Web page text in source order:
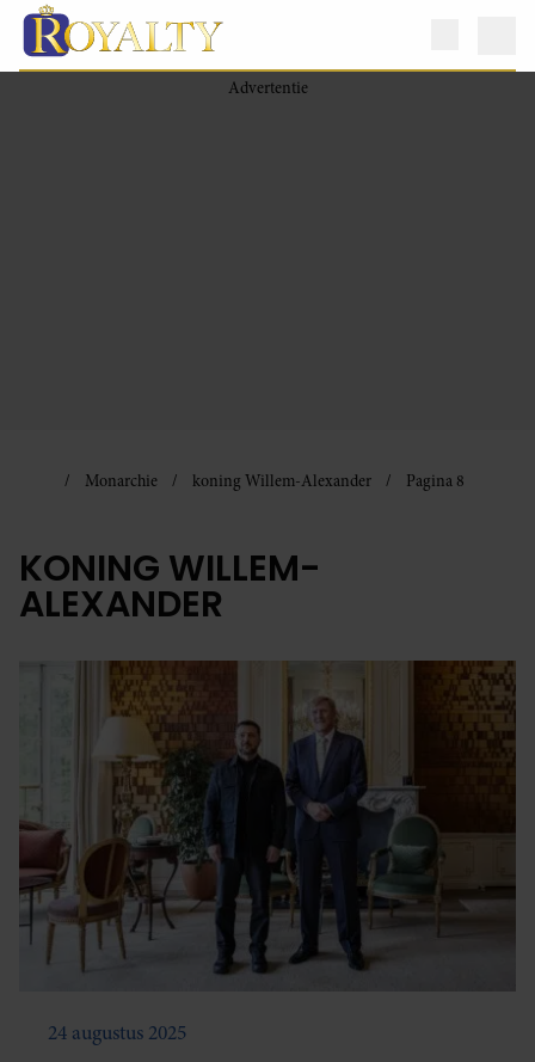
Monarchie koning Willem-Alexander Pagina 8
KONING WILLEM-
ALEXANDER
24 augustus 2025